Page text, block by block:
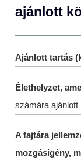
ajánlott
Ajánlott tartás
Élethelyzet,
számára ajánlott
A fajtára
mozgásigény,